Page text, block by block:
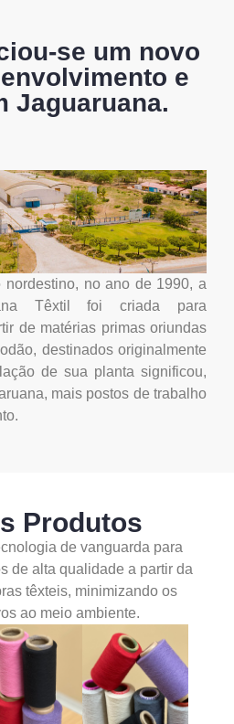
se um novo
e
Jaguaruana.
nordestino, no ano de 1990, a
Têxtil foi criada para
de matérias primas oriundas
destinados originalmente
de sua planta significou,
mais postos de trabalho
Produtos
de vanguarda para
de alta qualidade a partir da
têxteis, minimizando os
ao meio ambiente.